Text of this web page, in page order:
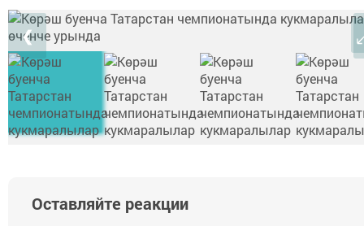
❮
Оставляйте реакции